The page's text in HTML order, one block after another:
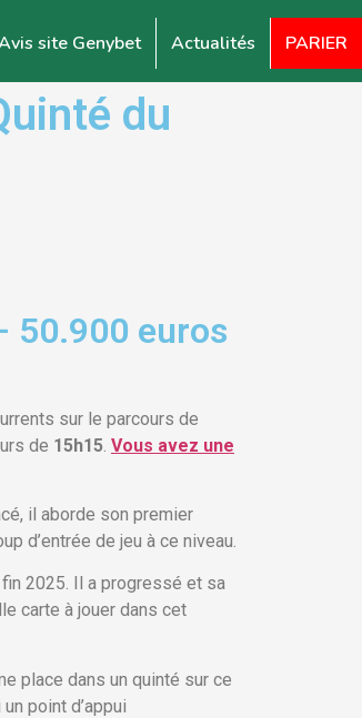
site Genybet Actualités PARIER
du
50.900 euros
sur le parcours de
de 15h15 Vous avez une
il aborde son premier
d’entrée de jeu à ce niveau.
2025. Il a progressé et sa
carte à jouer dans cet
place dans un quinté sur ce
point d’appui